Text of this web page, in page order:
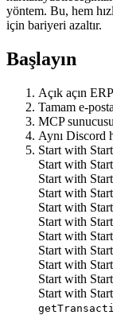
yöntem. Bu, hem
için bariyeri azaltır.
Başlayın
Açık açın
Tamam e-
MCP
Aynı Discord
Start with
Start with
Start with
Start with
Start with
Start with
Start with
Start with
Start with
Start with
Start with